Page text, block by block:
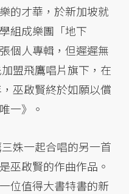
的才華，於新加坡就
組成樂團「地下
個人專輯，但遲遲無
盟飛鷹唱片旗下，在
巫啟賢終於如願以償
一》。
姝一起合唱的另一首
巫啟賢的作曲作品。
位值得大書特書的新